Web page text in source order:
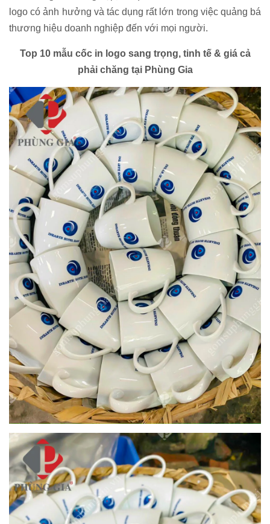
logo có ảnh hưởng và tác dụng rất lớn trong việc quảng bá
thương hiệu doanh nghiệp đến với mọi người.
Top 10 mẫu cốc in logo sang trọng, tinh tế & giá cả
phải chăng tại Phùng Gia